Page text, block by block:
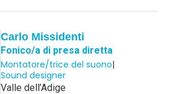
Carlo Missidenti
Fonico/a di presa diretta
Montatore/trice del suono|
Sound designer
Valle dell’Adige